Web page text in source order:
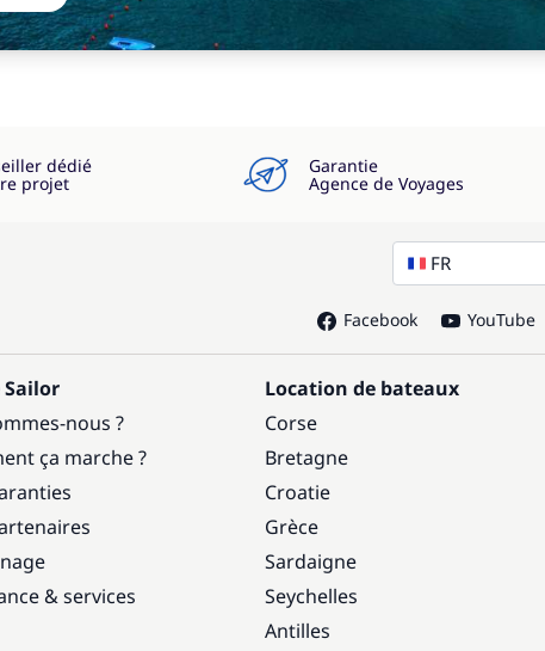
dédié
projet
Garantie
Agence de Voyages
FR
Facebook YouTube
Sailor
nous ?
ça marche ?
& services
Location de bateaux
Corse
Bretagne
Croatie
Grèce
Sardaigne
Seychelles
Antilles